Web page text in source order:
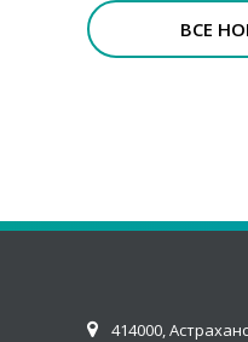
ВСЕ
414000,